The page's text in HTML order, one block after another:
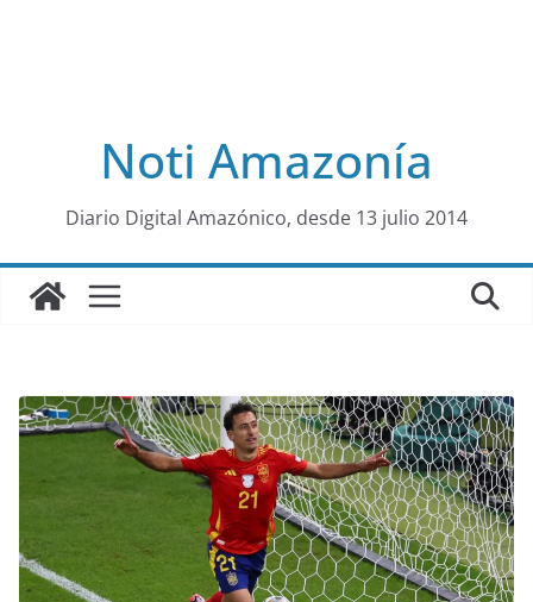
al
Noti Amazonía
Diario Digital Amazónico, desde 13 julio 2014